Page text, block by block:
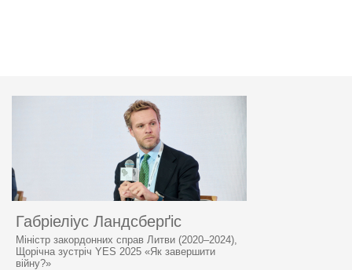
Габріеліус Ландсберґіс
Міністр закордонних справ Литви (2020–2024),
Щорічна зустріч YES 2025 «Як завершити
війну?»